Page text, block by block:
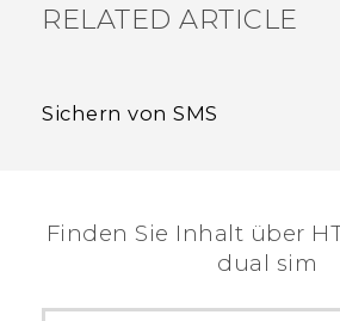
RELATED ARTICLE
Sichern von SMS
Finden Sie Inhalt über‎
dual sim